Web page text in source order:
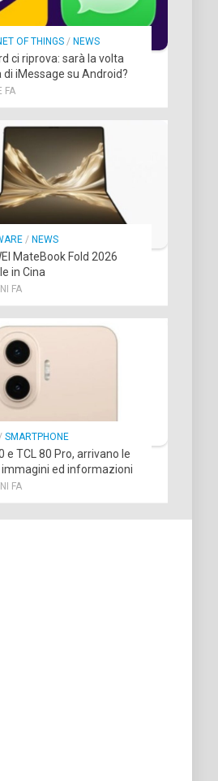
OF THINGS / NEWS
ci riprova: sarà la volta
di iMessage su Android?
FA
/ NEWS
MateBook Fold 2026
in Cina
FA
SMARTPHONE
e TCL 80 Pro, arrivano le
ed informazioni
FA